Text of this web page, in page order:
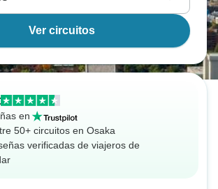
Ver circuitos
en
50+ circuitos en Osaka
verificadas de viajeros de